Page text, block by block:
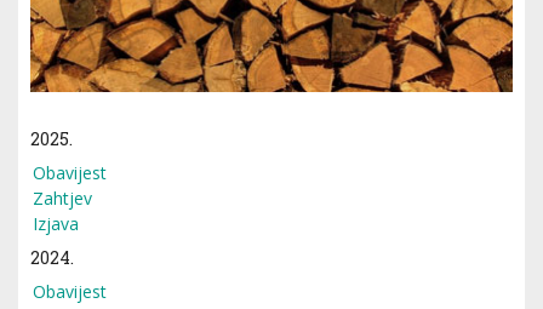
2025.
Obavijest
Zahtjev
Izjava
2024.
Obavijest